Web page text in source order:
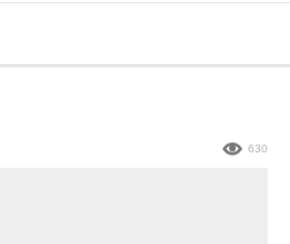
630